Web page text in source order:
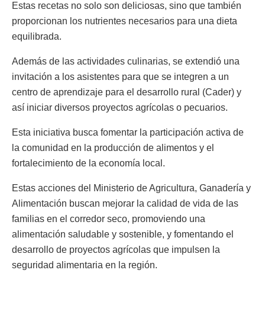
Estas recetas no solo son deliciosas, sino que también
proporcionan los nutrientes necesarios para una dieta
equilibrada.
Además de las actividades culinarias, se extendió una
invitación a los asistentes para que se integren a un
centro de aprendizaje para el desarrollo rural (Cader) y
así iniciar diversos proyectos agrícolas o pecuarios.
Esta iniciativa busca fomentar la participación activa de
la comunidad en la producción de alimentos y el
fortalecimiento de la economía local.
Estas acciones del Ministerio de Agricultura, Ganadería y
Alimentación buscan mejorar la calidad de vida de las
familias en el corredor seco, promoviendo una
alimentación saludable y sostenible, y fomentando el
desarrollo de proyectos agrícolas que impulsen la
seguridad alimentaria en la región.